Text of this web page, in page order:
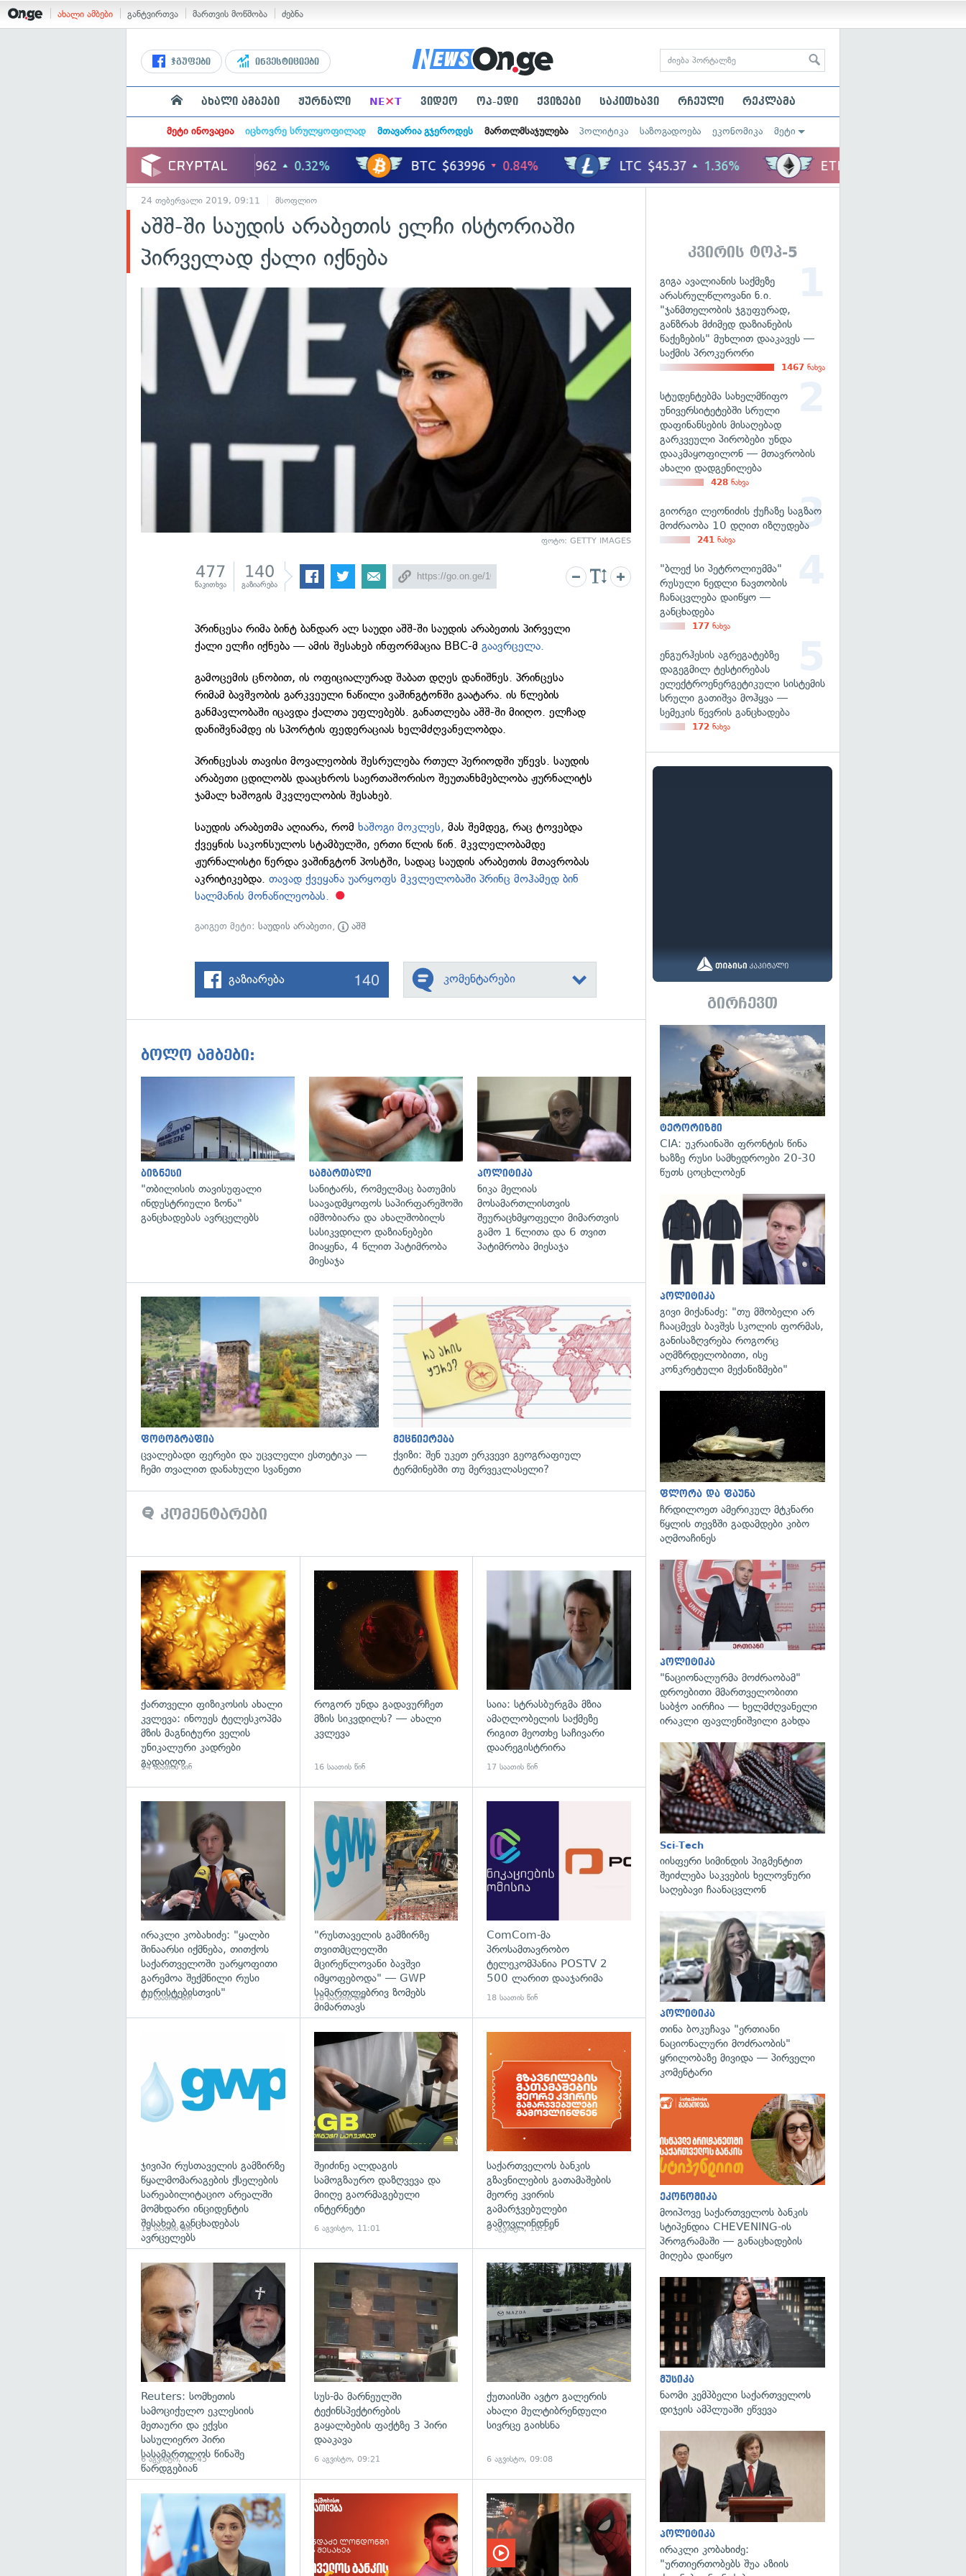
ახალი ამბები განტვირთვა მართვის მოწმობა ძებნა
ჯგუფები ინვესტიციები
ახალი ამბები ჟურნალი NE×T ვიდეო ოპ-ედი ქვიზები საკითხავი რჩეული რეკლამა
მეტი ინოვაცია იცხოვრე სრულყოფილად მთავარია გჯეროდეს მართლმსაჯულება პოლიტიკა საზოგადოება ეკონომიკა მეტი
24 თებერვალი 2019, 09:11 მსოფლიო
აშშ-ში საუდის არაბეთის ელჩი ისტორიაში
პირველად ქალი იქნება
ფოტო: GETTY IMAGES
477
წაკითხვა
140
გაზიარება
პრინცესა რიმა ბინტ ბანდარ ალ საუდი აშშ-ში საუდის არაბეთის პირველი
ქალი ელჩი იქნება — ამის შესახებ ინფორმაცია BBC-მგაავრცელა.
გამოცემის ცნობით, ის ოფიციალურად შაბათ დღეს დანიშნეს. პრინცესა
რიმამ ბავშვობის გარკვეული ნაწილი ვაშინგტონში გაატარა. ის წლების
განმავლობაში იცავდა ქალთა უფლებებს. განათლება აშშ-ში მიიღო. ელჩად
დანიშვნამდე ის სპორტის ფედერაციას ხელმძღვანელობდა.
პრინცესას თავისი მოვალეობის შესრულება რთულ პერიოდში უწევს. საუდის
არაბეთი ცდილობს დააცხროს საერთაშორისო შეუთანხმებლობა ჟურნალიტს
ჯამალ ხაშოგის მკვლელობის შესახებ.
საუდის არაბეთმა აღიარა, რომხაშოგი მოკლეს, მას შემდეგ, რაც ტოვებდა
ქვეყნის საკონსულოს სტამბულში, ერთი წლის წინ. მკვლელობამდე
ჟურნალისტი წერდა ვაშინგტონ პოსტში, სადაც საუდის არაბეთის მთავრობას
აკრიტიკებდა.თავად ქვეყანა უარყოფს მკვლელობაში პრინც მოჰამედ ბინ
სალმანის მონაწილეობას.
გაიგეთ მეტი:საუდის არაბეთი, აშშ
გაზიარება 140 კომენტარები
ბოლო ამბები:
გადახედვა
ბიზნესი
"თბილისის თავისუფალი
ინდუსტრიული ზონა"
განცხადებას ავრცელებს
გადახედვა
სამართალი
სანიტარს, რომელმაც ბათუმის
საავადმყოფოს საპირფარეშოში
იმშობიარა და ახალშობილს
სასიკვდილო დაზიანებები
მიაყენა, 4 წლით პატიმრობა
მიესაჯა
გადახედვა
პოლიტიკა
ნიკა მელიას
მოსამართლისთვის
შეურაცხმყოფელი მიმართვის
გამო 1 წლითა და 6 თვით
პატიმრობა მიესაჯა
ფოტოგრაფია
ცვალებადი ფერები და უცვლელი ესთეტიკა —
ჩემი თვალით დანახული სვანეთი
მეცნიერება
ქვიზი: შენ უკეთ ერკვევი გეოგრაფიულ
ტერმინებში თუ მერვეკლასელი?
კომენტარები
გადახედვა
ქართველი ფიზიკოსის ახალი
კვლევა: ინოუეს ტელესკოპმა
მზის მაგნიტური ველის
უნიკალური კადრები
გადაიღო
14 საათის წინ
როგორ უნდა გადავურჩეთ
მზის სიკვდილს? — ახალი
კვლევა
16 საათის წინ
გადახედვა
საია: სტრასბურგმა მზია
ამაღლობელის საქმეზე
რიგით მეოთხე საჩივარი
დაარეგისტრირა
17 საათის წინ
გადახედვა
ირაკლი კობახიძე: "ყალბი
შინაარსი იქმნება, თითქოს
საქართველოში უარყოფითი
გარემოა შექმნილი რუსი
ტურისტებისთვის"
17 საათის წინ
"რუსთაველის გამზირზე
თვითმცლელში
მცირეწლოვანი ბავშვი
იმყოფებოდა" — GWP
სამართლებრივ ზომებს
მიმართავს
18 საათის წინ
გადახედვა
ComCom-მა
პროსამთავრობო
ტელეკომპანია POSTV 2
500 ლარით დააჯარიმა
18 საათის წინ
ჯივიპი რუსთაველის გამზირზე
წყალმომარაგების ქსელების
სარეაბილიტაციო არეალში
მომხდარი ინციდენტის
შესახებ განცხადებას
ავრცელებს
18 საათის წინ
შეიძინე ალდაგის
სამოგზაურო დაზღვევა და
მიიღე გაორმაგებული
ინტერნეტი
6 აგვისტო, 11:01
საქართველოს ბანკის
გზავნილების გათამაშების
მეორე კვირის
გამარჯვებულები
გამოვლინდნენ
6 აგვისტო, 10:14
Reuters: სომხეთის
სამოციქულო ეკლესიის
მეთაური და ექვსი
სასულიერო პირი
სასამართლოს წინაშე
წარდგებიან
6 აგვისტო, 09:45
გადახედვა
სუს-მა მარნეულში
ტექინსპექტირების
გაყალბების ფაქტზე 3 პირი
დააკავა
6 აგვისტო, 09:21
ქუთაისში ავტო გალერის
ახალი მულტიბრენდული
სივრცე გაიხსნა
6 აგვისტო, 09:08
გადახედვა
კვირის ტოპ-5
გიგა ავალიანის საქმეზე
არასრულწლოვანი ნ.ი.
"ჯანმთელობის ჯგუფურად,
განზრახ მძიმედ დაზიანების
წაქეზების" მუხლით დააკავეს —
საქმის პროკურორი
1467 ნახვა
სტუდენტებმა სახელმწიფო
უნივერსიტეტებში სრული
დაფინანსების მისაღებად
გარკვეული პირობები უნდა
დააკმაყოფილონ — მთავრობის
ახალი დადგენილება
428 ნახვა
გიორგი ლეონიძის ქუჩაზე საგზაო
მოძრაობა 10 დღით იზღუდება
241 ნახვა
"ბლექ სი პეტროლიუმმა"
რუსული ნედლი ნავთობის
ჩანაცვლება დაიწყო —
განცხადება
177 ნახვა
ენგურჰესის აგრეგატებზე
დაგეგმილ ტესტირებას
ელექტროენერგეტიკული სისტემის
სრული გათიშვა მოჰყვა —
სემეკის წევრის განცხადება
172 ნახვა
გირჩევთ
ტერორიზმი
CIA: უკრაინაში ფრონტის წინა
ხაზზე რუსი სამხედროები 20-30
წუთს ცოცხლობენ
პოლიტიკა
გივი მიქანაძე: "თუ მშობელი არ
ჩააცმევს ბავშვს სკოლის ფორმას,
განისაზღვრება როგორც
აღმზრდელობითი, ისე
კონკრეტული მექანიზმები"
ფლორა და ფაუნა
ჩრდილოეთ ამერიკულ მტკნარი
წყლის თევზში გადამდები კიბო
აღმოაჩინეს
პოლიტიკა
"ნაციონალურმა მოძრაობამ"
დროებითი მმართველობითი
საბჭო აირჩია — ხელმძღვანელი
ირაკლი ფავლენიშვილი გახდა
Sci-Tech
იისფერი სიმინდის პიგმენტით
შეიძლება საკვების ხელოვნური
საღებავი ჩაანაცვლონ
პოლიტიკა
თინა ბოკუჩავა "ერთიანი
ნაციონალური მოძრაობის"
ყრილობაზე მივიდა — პირველი
კომენტარი
ეკონომიკა
მოიპოვე საქართველოს ბანკის
სტიპენდია CHEVENING-ის
პროგრამაში — განაცხადების
მიღება დაიწყო
მუსიკა
ნაომი კემპბელი საქართველოს
დიჯეის ამპლუაში ეწვევა
პოლიტიკა
ირაკლი კობახიძე:
"ურთიერთობებს შუა აზიის